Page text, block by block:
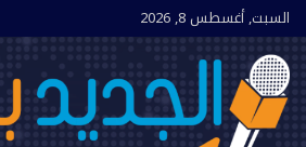
Skip
to
content
السبت, أغسطس 8, 2026